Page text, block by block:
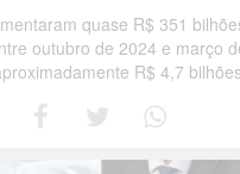
quase R$ 351
outubro de 2024 e março
R$ 4,7